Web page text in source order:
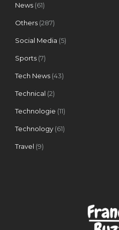
News (61)
Others (287)
Social Media (5)
Sports (7)
Tech News (43)
Technical (2)
Technologie (11)
Technology (61)
Travel (9)